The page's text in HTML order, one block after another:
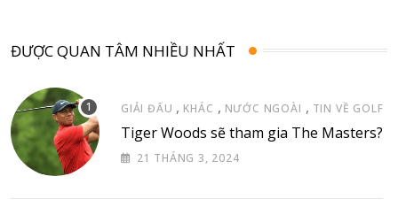
ĐƯỢC QUAN TÂM NHIỀU NHẤT
GIẢI ĐẤU , KHÁC , NƯỚC NGOÀI , TIN VỀ GOLF
Tiger Woods sẽ tham gia The Masters?
21 THÁNG 3, 2024